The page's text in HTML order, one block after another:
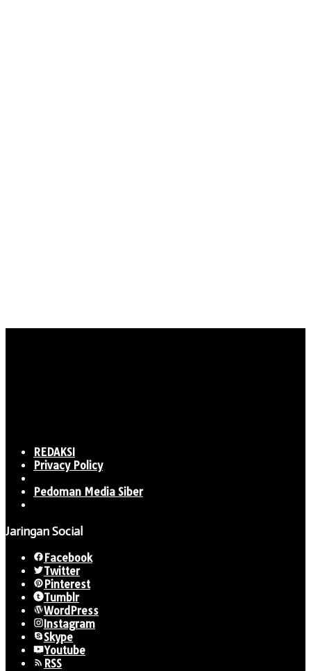
REDAKSI
Privacy Policy
Pedoman Media Siber
Jaringan Social
Facebook
Twitter
Pinterest
Tumblr
WordPress
Instagram
Skype
Youtube
RSS